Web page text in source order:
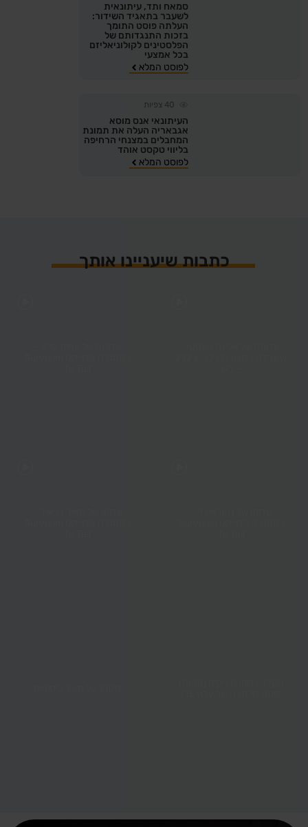
סמאח ותד, עיתונאית
לשעבר בתאגיד השידור:
העלתה פוסט התומך
בזכות התנגדותם של
הפלסטינים לקולוניאליזם
בכל אמצעי
לפוסט המלא
40 צפיות
העיתונאי אנס מוסא
אגבאריה העלה את תמונת
המחבלים במצנחי הרחיפה
בליווי טקסט אוהד
לפוסט המלא
כתבות שיעניינו אותך